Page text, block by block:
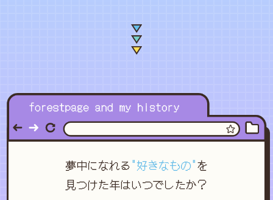
夢中になれる"好きなもの"を
見つけた年はいつでしたか？